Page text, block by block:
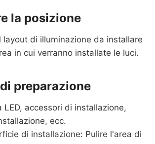
la posizione
layout di illuminazione da installare
in cui verranno installate le luci.
preparazione
LED, accessori di installazione,
ecc.
di installazione: Pulire l'area di